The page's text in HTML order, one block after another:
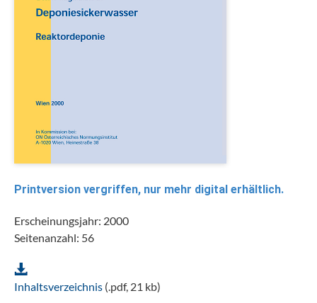
Printversion vergriffen, nur mehr digital erhältlich.
Erscheinungsjahr: 2000
Seitenanzahl: 56
Inhaltsverzeichnis (.pdf, 21 kb)